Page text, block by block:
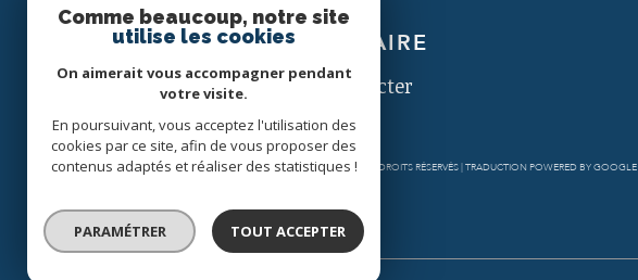
Espace
PROPRIÉTAIRE
Se connecter
© 2026 | TOUS DROITS RÉSERVÉS | TRADUCTION POWERED BY GOOGLE |
Comme beaucoup, notre site
utilise les cookies
On aimerait vous accompagner pendant
votre visite.
En poursuivant, vous acceptez l'utilisation des
cookies par ce site, afin de vous proposer des
contenus adaptés et réaliser des statistiques !
PARAMÉTRER TOUT ACCEPTER